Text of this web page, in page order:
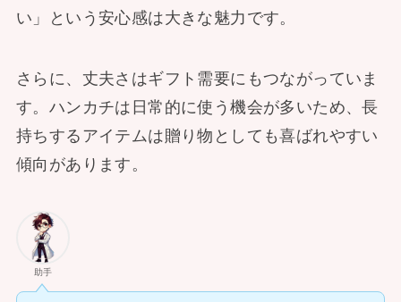
い」という安心感は大きな魅力です。
さらに、丈夫さはギフト需要にもつながっていま
す。ハンカチは日常的に使う機会が多いため、長
持ちするアイテムは贈り物としても喜ばれやすい
傾向があります。
助手